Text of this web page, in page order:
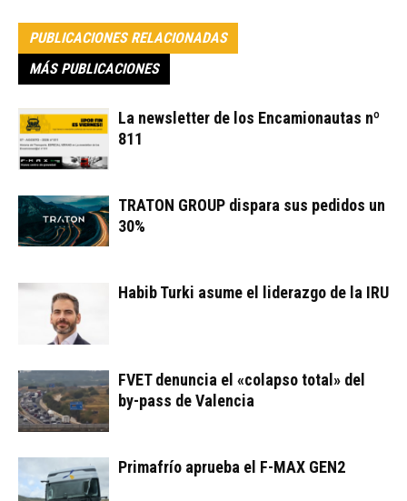
PUBLICACIONES RELACIONADAS
MÁS PUBLICACIONES
La newsletter de los Encamionautas nº
811
TRATON GROUP dispara sus pedidos un
30%
Habib Turki asume el liderazgo de la IRU
FVET denuncia el «colapso total» del
by-pass de Valencia
Primafrío aprueba el F-MAX GEN2